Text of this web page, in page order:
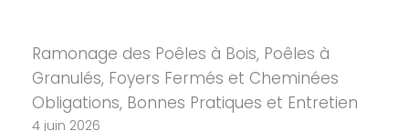
Ramonage des Poêles à Bois, Poêles à
Granulés, Foyers Fermés et Cheminées
Obligations, Bonnes Pratiques et Entretien
4 juin 2026